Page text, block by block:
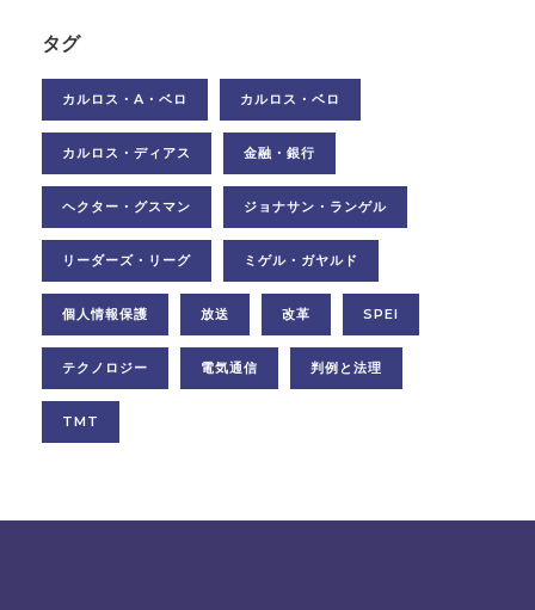
タグ
カルロス・A・ベロ カルロス・ベロ
カルロス・ディアス 金融・銀行
ヘクター・グスマン ジョナサン・ランゲル
リーダーズ・リーグ ミゲル・ガヤルド
個人情報保護 放送 改革 SPEI
テクノロジー 電気通信 判例と法理
TMT